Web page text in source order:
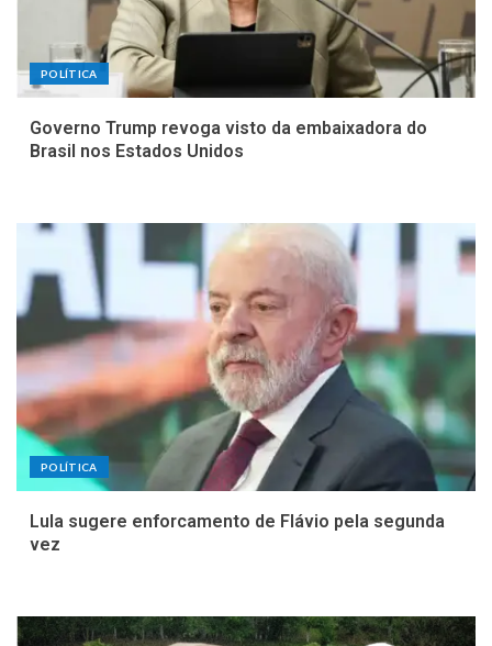
POLÍTICA
Governo Trump revoga visto da embaixadora do
Brasil nos Estados Unidos
POLÍTICA
Lula sugere enforcamento de Flávio pela segunda
vez